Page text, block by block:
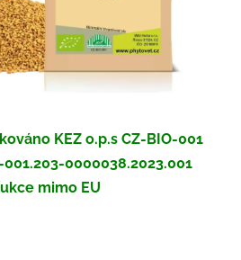
KEZ o.p.s CZ-BIO-001
0000038.2023.001
mimo EU